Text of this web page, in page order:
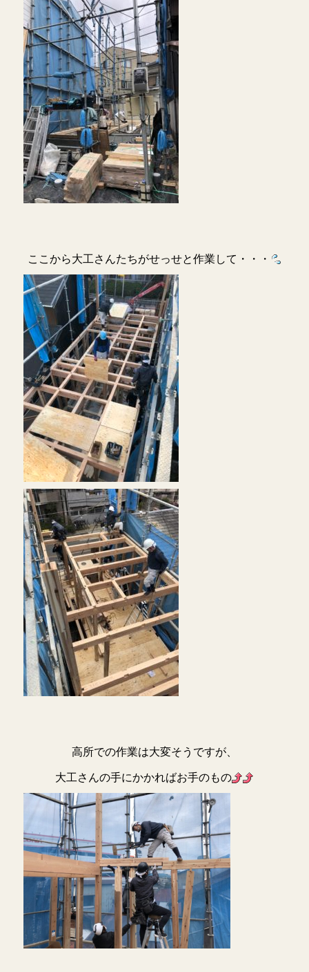
ここから大工さんたちがせっせと作業して・・・
高所での作業は大変そうですが、
大工さんの手にかかればお手のもの